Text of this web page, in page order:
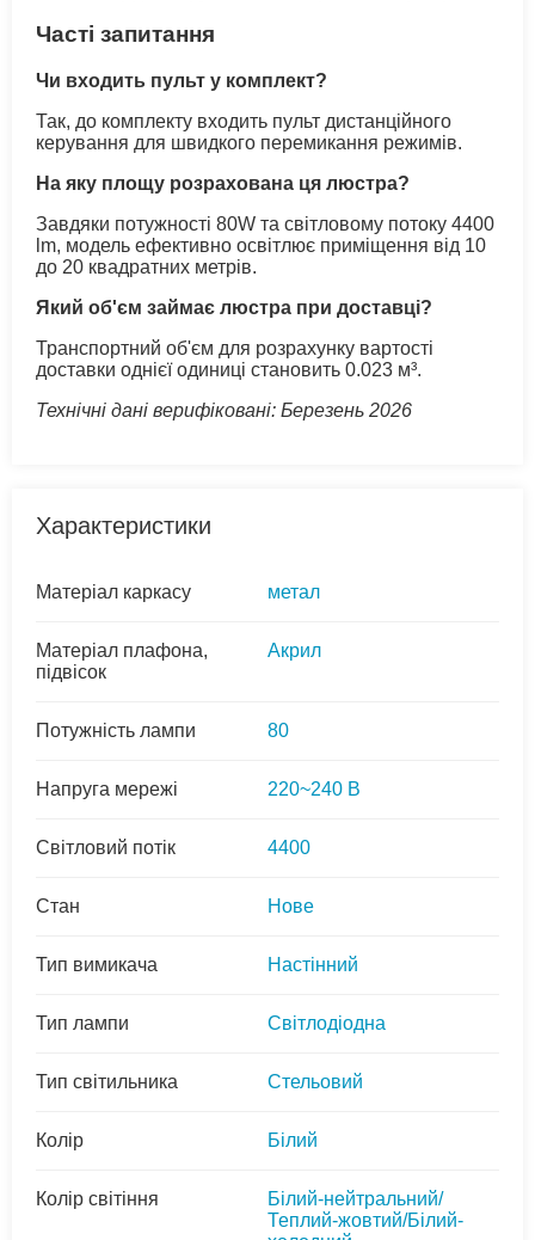
Часті запитання
Чи входить пульт у комплект?
Так, до комплекту входить пульт дистанційного
керування для швидкого перемикання режимів.
На яку площу розрахована ця люстра?
Завдяки потужності 80W та світловому потоку 4400
lm, модель ефективно освітлює приміщення від 10
до 20 квадратних метрів.
Який об'єм займає люстра при доставці?
Транспортний об'єм для розрахунку вартості
доставки однієї одиниці становить 0.023 м³.
Технічні дані верифіковані: Березень 2026
Характеристики
Матеріал каркасу метал
Матеріал плафона,
підвісок
Акрил
Потужність лампи 80
Напруга мережі 220~240 В
Світловий потік 4400
Стан Нове
Тип вимикача Настінний
Тип лампи Світлодіодна
Тип світильника Стельовий
Колір Білий
Колір світіння
Білий-нейтральний/
Теплий-жовтий/Білий-